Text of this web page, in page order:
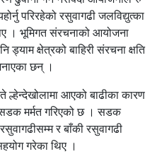
परिरहेको रसुवागढी जलविद्युत्का
। भूमिगत संरचनाको आयोजना
ड्याम क्षेत्रको बाहिरी संरचना क्षति
छन् ।
आएको बाढीका कारण
सडक मर्मत गरिएको छ । सडक
र बाँकी रसुवागढी
गरेका थिए ।